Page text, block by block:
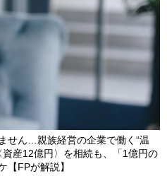
せん…親族経営の企業で働く“温
産12億円〉を相続も、「1億円の
【FPが解説】